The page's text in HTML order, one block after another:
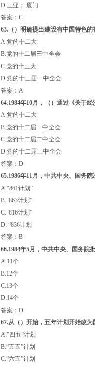
D.三亚； 厦门
答案：C
63. （） 明确提出建设有中国特色的
A.党的十二大
B.党的十二届三中全会
C.党的十三大
D.党的十三届一中全会
答案：A
64.1984年10月，
（） 通过 《关于
A.党的十二大
B.党的十二届一中全会
C.党的十二届二中全会
D.党的十二届三中全会
答案：D
65.1986年11月，中共中央、国务
A.“861计划”
B.“863计划”
C.“816计划”
D. “836计划
答案：B
66.1984年5月，中共中央、国务院
A.11个
B.12个
C.13个
D.14个
答案：D
67.从 （） 开始，五年计划开始改为
A.“四五”计划
B.“五五”计划
C.“六五”计划